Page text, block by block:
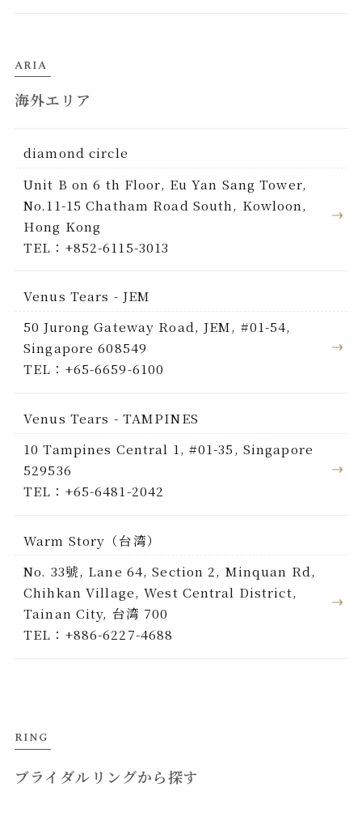
ARIA
海外エリア
diamond circle
Unit B on 6 th Floor, Eu Yan Sang Tower,
No.11-15 Chatham Road South, Kowloon,
Hong Kong
TEL：+852-6115-3013
Venus Tears - JEM
50 Jurong Gateway Road, JEM, #01-54,
Singapore 608549
TEL：+65-6659-6100
Venus Tears - TAMPINES
10 Tampines Central 1, #01-35, Singapore
529536
TEL：+65-6481-2042
Warm Story（台湾）
No. 33號, Lane 64, Section 2, Minquan Rd,
Chihkan Village, West Central District,
Tainan City, 台湾 700
TEL：+886-6227-4688
RING
ブライダルリングから探す